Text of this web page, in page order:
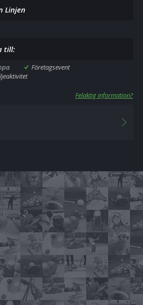
Linjen
till:
Företagsevent
Felaktig information?